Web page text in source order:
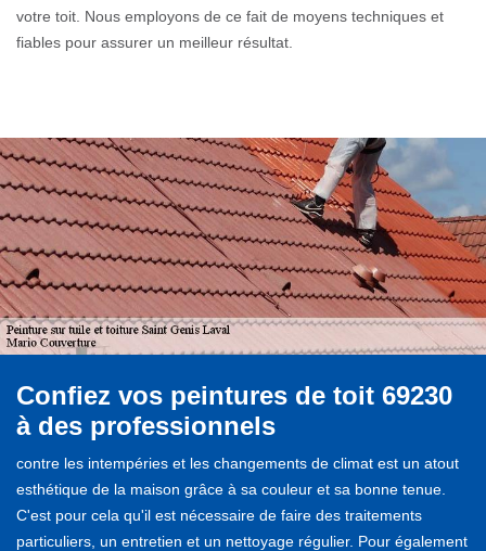
votre toit. Nous employons de ce fait de moyens techniques et
fiables pour assurer un meilleur résultat.
Confiez vos peintures de toit 69230
à des professionnels
contre les intempéries et les changements de climat est un atout
esthétique de la maison grâce à sa couleur et sa bonne tenue.
C'est pour cela qu'il est nécessaire de faire des traitements
particuliers, un entretien et un nettoyage régulier. Pour également